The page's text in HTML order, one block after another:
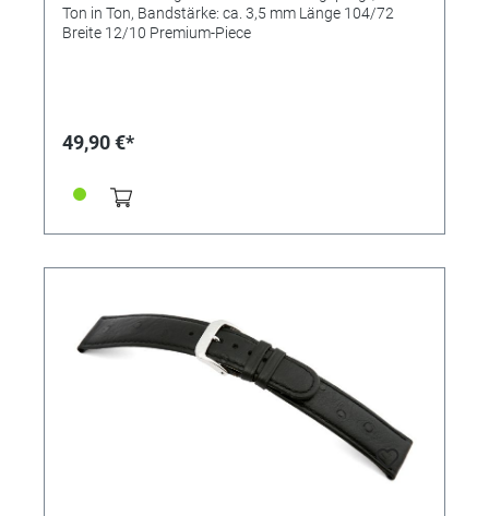
Ton in Ton, Bandstärke: ca. 3,5 mm Länge 104/72
Breite 12/10 Premium-Piece
49,90 €*